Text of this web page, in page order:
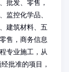
批发、零售，
监控化学品、
建筑材料、五
售，商务信息
专业施工，从
批准的项目，